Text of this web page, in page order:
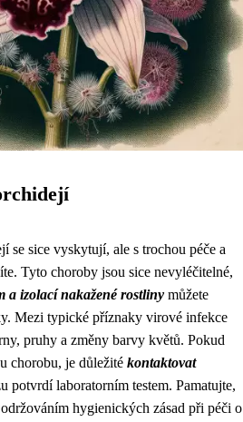
se sice vyskytují, ale s trochou péče a
Tyto choroby jsou sice nevyléčitelné,
a izolací nakažené rostliny můžete
Mezi typické příznaky virové infekce
pruhy a změny barvy květů. Pokud
chorobu, je důležité kontaktovat
potvrdí laboratorním testem. Pamatujte,
hygienických zásad při péči o